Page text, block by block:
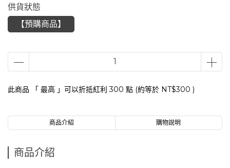
供貨狀態
【預購商品】
此商品 「 最高 」可以折抵紅利300 點 (約等於 NT$300 )
商品介紹 購物說明
商品介紹